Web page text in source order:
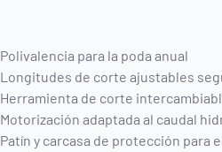
Polivalencia para la poda anual
Longitudes de corte ajustables
Herramienta de corte
Motorización adaptada al caudal
Patín y carcasa de protección para